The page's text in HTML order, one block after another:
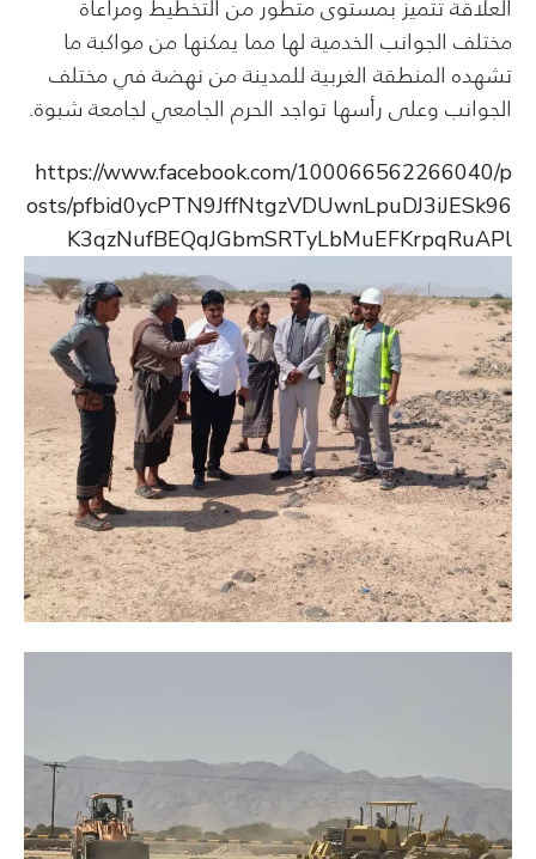
العلاقة تتميز بمستوى متطور من التخطيط ومراعاة
مختلف الجوانب الخدمية لها مما يمكنها من مواكبة ما
تشهده المنطقة الغربية للمدينة من نهضة في مختلف
الجوانب وعلى رأسها تواجد الحرم الجامعي لجامعة شبوة.
https://www.facebook.com/100066562266040/p
osts/pfbid0ycPTN9JffNtgzVDUwnLpuDJ3iJESk96
K3qzNufBEQqJGbmSRTyLbMuEFKrpqRuAPl